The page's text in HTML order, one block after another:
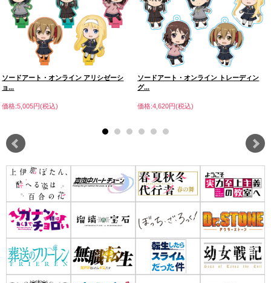
ソードアート・オンライン アリシゼーシ
ョ...
価格:5,005円(税込)
ソードアート・オンライン トレーディン
グ...
価格:4,620円(税込)